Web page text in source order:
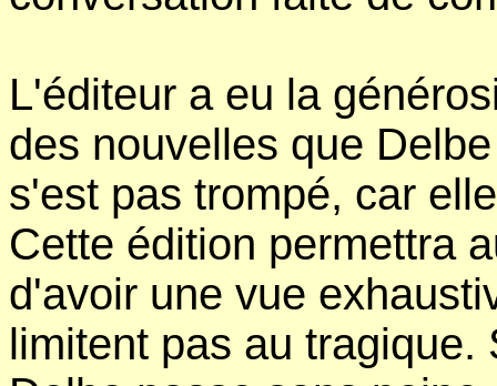
L'éditeur a eu la
des nouvelles que
s'est pas trompé, car
Cette édition permettra
d'avoir une vue
limitent pas au